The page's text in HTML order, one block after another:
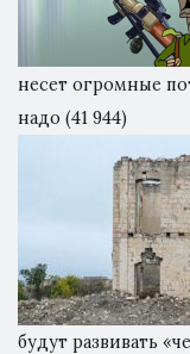
несет огромные
надо (41 944)
будут развивать